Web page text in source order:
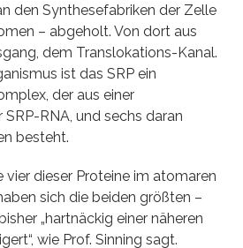
den Synthesefabriken der Zelle
– abgeholt. Von dort aus
dem Translokations-Kanal.
ist das SRP ein
der aus einer
SRP-RNA, und sechs daran
besteht.
dieser Proteine im atomaren
sich die beiden größten –
„hartnäckig einer näheren
wie Prof. Sinning sagt.